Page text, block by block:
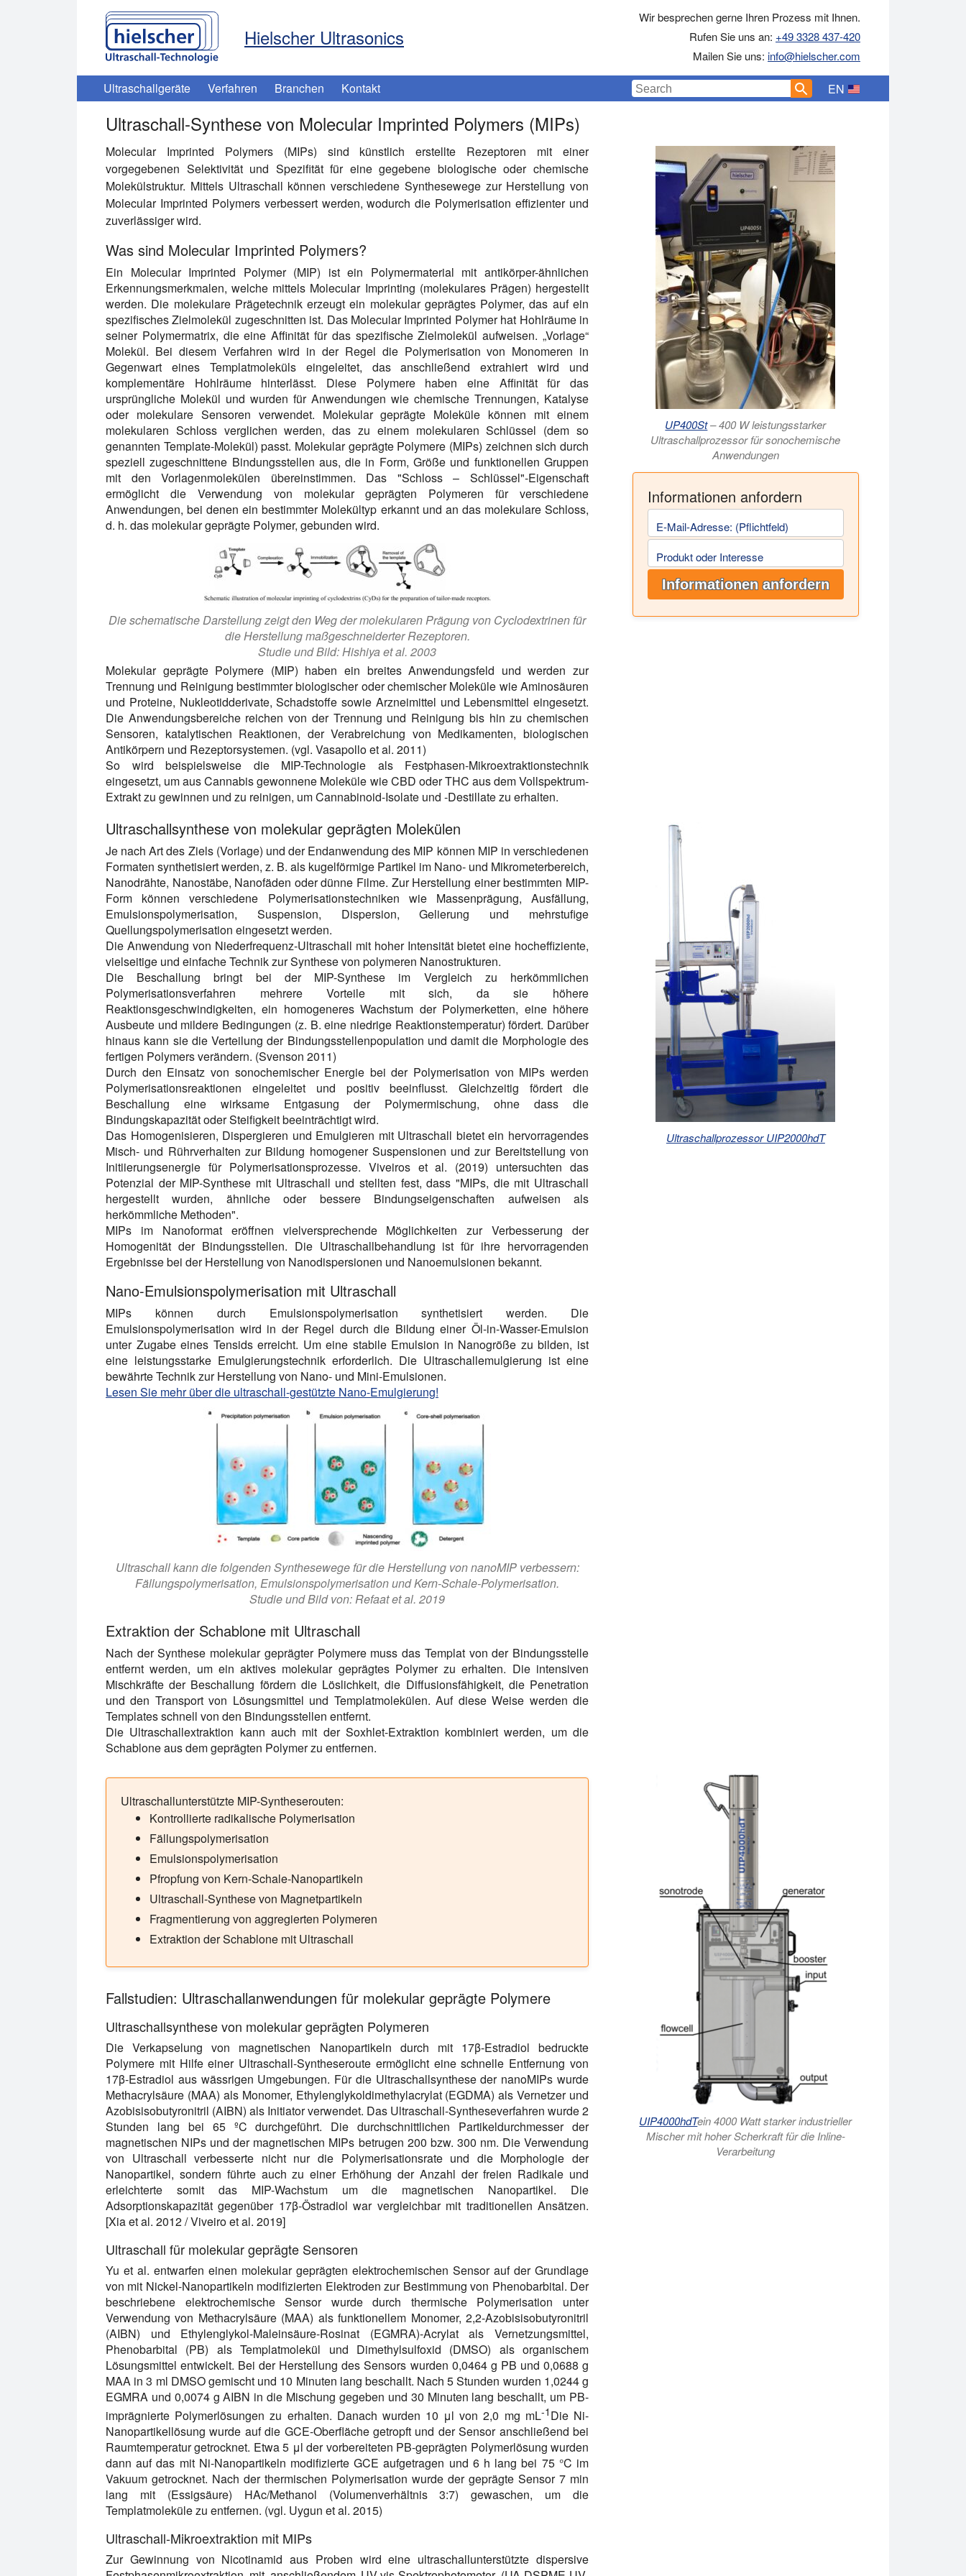
Hielscher Ultrasonics
Wir besprechen gerne Ihren Prozess mit Ihnen.
Rufen Sie uns an: +49 3328 437-420
Mailen Sie uns: info@hielscher.com
Ultraschallgeräte Verfahren Branchen Kontakt EN
Ultraschall-Synthese von Molecular Imprinted Polymers (MIPs)
Molecular Imprinted Polymers (MIPs) sind künstlich erstellte Rezeptoren mit einer
vorgegebenen Selektivität und Spezifität für eine gegebene biologische oder chemische
Molekülstruktur. Mittels Ultraschall können verschiedene Synthesewege zur Herstellung von
Molecular Imprinted Polymers verbessert werden, wodurch die Polymerisation effizienter und
zuverlässiger wird.
Was sind Molecular Imprinted Polymers?
Ein Molecular Imprinted Polymer (MIP) ist ein Polymermaterial mit antikörper-ähnlichen
Erkennungsmerkmalen, welche mittels Molecular Imprinting (molekulares Prägen) hergestellt
werden. Die molekulare Prägetechnik erzeugt ein molekular geprägtes Polymer, das auf ein
spezifisches Zielmolekül zugeschnitten ist. Das Molecular Imprinted Polymer hat Hohlräume in
seiner Polymermatrix, die eine Affinität für das spezifische Zielmolekül aufweisen. „Vorlage“
Molekül. Bei diesem Verfahren wird in der Regel die Polymerisation von Monomeren in
Gegenwart eines Templatmoleküls eingeleitet, das anschließend extrahiert wird und
komplementäre Hohlräume hinterlässt. Diese Polymere haben eine Affinität für das
ursprüngliche Molekül und wurden für Anwendungen wie chemische Trennungen, Katalyse
oder molekulare Sensoren verwendet. Molekular geprägte Moleküle können mit einem
molekularen Schloss verglichen werden, das zu einem molekularen Schlüssel (dem so
genannten Template-Molekül) passt. Molekular geprägte Polymere (MIPs) zeichnen sich durch
speziell zugeschnittene Bindungsstellen aus, die in Form, Größe und funktionellen Gruppen
mit den Vorlagenmolekülen übereinstimmen. Das "Schloss – Schlüssel"-Eigenschaft
ermöglicht die Verwendung von molekular geprägten Polymeren für verschiedene
Anwendungen, bei denen ein bestimmter Molekültyp erkannt und an das molekulare Schloss,
d. h. das molekular geprägte Polymer, gebunden wird.
Die schematische Darstellung zeigt den Weg der molekularen Prägung von Cyclodextrinen für
die Herstellung maßgeschneiderter Rezeptoren.
Studie und Bild: Hishiya et al. 2003
Molekular geprägte Polymere (MIP) haben ein breites Anwendungsfeld und werden zur
Trennung und Reinigung bestimmter biologischer oder chemischer Moleküle wie Aminosäuren
und Proteine, Nukleotidderivate, Schadstoffe sowie Arzneimittel und Lebensmittel eingesetzt.
Die Anwendungsbereiche reichen von der Trennung und Reinigung bis hin zu chemischen
Sensoren, katalytischen Reaktionen, der Verabreichung von Medikamenten, biologischen
Antikörpern und Rezeptorsystemen. (vgl. Vasapollo et al. 2011)
So wird beispielsweise die MIP-Technologie als Festphasen-Mikroextraktionstechnik
eingesetzt, um aus Cannabis gewonnene Moleküle wie CBD oder THC aus dem Vollspektrum-
Extrakt zu gewinnen und zu reinigen, um Cannabinoid-Isolate und -Destillate zu erhalten.
UP400St– 400 W leistungsstarker
Ultraschallprozessor für sonochemische
Anwendungen
Informationen anfordern
E-Mail-Adresse: (Pflichtfeld)
Produkt oder Interesse
Informationen anfordern
Ultraschallsynthese von molekular geprägten Molekülen
Je nach Art des Ziels (Vorlage) und der Endanwendung des MIP können MIP in verschiedenen
Formaten synthetisiert werden, z. B. als kugelförmige Partikel im Nano- und Mikrometerbereich,
Nanodrähte, Nanostäbe, Nanofäden oder dünne Filme. Zur Herstellung einer bestimmten MIP-
Form können verschiedene Polymerisationstechniken wie Massenprägung, Ausfällung,
Emulsionspolymerisation, Suspension, Dispersion, Gelierung und mehrstufige
Quellungspolymerisation eingesetzt werden.
Die Anwendung von Niederfrequenz-Ultraschall mit hoher Intensität bietet eine hocheffiziente,
vielseitige und einfache Technik zur Synthese von polymeren Nanostrukturen.
Die Beschallung bringt bei der MIP-Synthese im Vergleich zu herkömmlichen
Polymerisationsverfahren mehrere Vorteile mit sich, da sie höhere
Reaktionsgeschwindigkeiten, ein homogeneres Wachstum der Polymerketten, eine höhere
Ausbeute und mildere Bedingungen (z. B. eine niedrige Reaktionstemperatur) fördert. Darüber
hinaus kann sie die Verteilung der Bindungsstellenpopulation und damit die Morphologie des
fertigen Polymers verändern. (Svenson 2011)
Durch den Einsatz von sonochemischer Energie bei der Polymerisation von MIPs werden
Polymerisationsreaktionen eingeleitet und positiv beeinflusst. Gleichzeitig fördert die
Beschallung eine wirksame Entgasung der Polymermischung, ohne dass die
Bindungskapazität oder Steifigkeit beeinträchtigt wird.
Das Homogenisieren, Dispergieren und Emulgieren mit Ultraschall bietet ein hervorragendes
Misch- und Rührverhalten zur Bildung homogener Suspensionen und zur Bereitstellung von
Initiierungsenergie für Polymerisationsprozesse. Viveiros et al. (2019) untersuchten das
Potenzial der MIP-Synthese mit Ultraschall und stellten fest, dass "MIPs, die mit Ultraschall
hergestellt wurden, ähnliche oder bessere Bindungseigenschaften aufweisen als
herkömmliche Methoden".
MIPs im Nanoformat eröffnen vielversprechende Möglichkeiten zur Verbesserung der
Homogenität der Bindungsstellen. Die Ultraschallbehandlung ist für ihre hervorragenden
Ergebnisse bei der Herstellung von Nanodispersionen und Nanoemulsionen bekannt.
Nano-Emulsionspolymerisation mit Ultraschall
MIPs können durch Emulsionspolymerisation synthetisiert werden. Die
Emulsionspolymerisation wird in der Regel durch die Bildung einer Öl-in-Wasser-Emulsion
unter Zugabe eines Tensids erreicht. Um eine stabile Emulsion in Nanogröße zu bilden, ist
eine leistungsstarke Emulgierungstechnik erforderlich. Die Ultraschallemulgierung ist eine
bewährte Technik zur Herstellung von Nano- und Mini-Emulsionen.
Lesen Sie mehr über die ultraschall-gestützte Nano-Emulgierung!
Ultraschall kann die folgenden Synthesewege für die Herstellung von nanoMIP verbessern:
Fällungspolymerisation, Emulsionspolymerisation und Kern-Schale-Polymerisation.
Studie und Bild von: Refaat et al. 2019
Extraktion der Schablone mit Ultraschall
Nach der Synthese molekular geprägter Polymere muss das Templat von der Bindungsstelle
entfernt werden, um ein aktives molekular geprägtes Polymer zu erhalten. Die intensiven
Mischkräfte der Beschallung fördern die Löslichkeit, die Diffusionsfähigkeit, die Penetration
und den Transport von Lösungsmittel und Templatmolekülen. Auf diese Weise werden die
Templates schnell von den Bindungsstellen entfernt.
Die Ultraschallextraktion kann auch mit der Soxhlet-Extraktion kombiniert werden, um die
Schablone aus dem geprägten Polymer zu entfernen.
Ultraschallprozessor UIP2000hdT
Ultraschallunterstützte MIP-Syntheserouten:
Kontrollierte radikalische Polymerisation
Fällungspolymerisation
Emulsionspolymerisation
Pfropfung von Kern-Schale-Nanopartikeln
Ultraschall-Synthese von Magnetpartikeln
Fragmentierung von aggregierten Polymeren
Extraktion der Schablone mit Ultraschall
Fallstudien: Ultraschallanwendungen für molekular geprägte Polymere
Ultraschallsynthese von molekular geprägten Polymeren
Die Verkapselung von magnetischen Nanopartikeln durch mit 17β-Estradiol bedruckte
Polymere mit Hilfe einer Ultraschall-Syntheseroute ermöglicht eine schnelle Entfernung von
17β-Estradiol aus wässrigen Umgebungen. Für die Ultraschallsynthese der nanoMIPs wurde
Methacrylsäure (MAA) als Monomer, Ethylenglykoldimethylacrylat (EGDMA) als Vernetzer und
Azobisisobutyronitril (AIBN) als Initiator verwendet. Das Ultraschall-Syntheseverfahren wurde 2
Stunden lang bei 65 ºC durchgeführt. Die durchschnittlichen Partikeldurchmesser der
magnetischen NIPs und der magnetischen MIPs betrugen 200 bzw. 300 nm. Die Verwendung
von Ultraschall verbesserte nicht nur die Polymerisationsrate und die Morphologie der
Nanopartikel, sondern führte auch zu einer Erhöhung der Anzahl der freien Radikale und
erleichterte somit das MIP-Wachstum um die magnetischen Nanopartikel. Die
Adsorptionskapazität gegenüber 17β-Östradiol war vergleichbar mit traditionellen Ansätzen.
[Xia et al. 2012 / Viveiro et al. 2019]
Ultraschall für molekular geprägte Sensoren
Yu et al. entwarfen einen molekular geprägten elektrochemischen Sensor auf der Grundlage
von mit Nickel-Nanopartikeln modifizierten Elektroden zur Bestimmung von Phenobarbital. Der
beschriebene elektrochemische Sensor wurde durch thermische Polymerisation unter
Verwendung von Methacrylsäure (MAA) als funktionellem Monomer, 2,2-Azobisisobutyronitril
(AIBN) und Ethylenglykol-Maleinsäure-Rosinat (EGMRA)-Acrylat als Vernetzungsmittel,
Phenobarbital (PB) als Templatmolekül und Dimethylsulfoxid (DMSO) als organischem
Lösungsmittel entwickelt. Bei der Herstellung des Sensors wurden 0,0464 g PB und 0,0688 g
MAA in 3 ml DMSO gemischt und 10 Minuten lang beschallt. Nach 5 Stunden wurden 1,0244 g
EGMRA und 0,0074 g AIBN in die Mischung gegeben und 30 Minuten lang beschallt, um PB-
imprägnierte Polymerlösungen zu erhalten. Danach wurden 10 μl von 2,0 mg mL-1 Die Ni-
Nanopartikellösung wurde auf die GCE-Oberfläche getropft und der Sensor anschließend bei
Raumtemperatur getrocknet. Etwa 5 μl der vorbereiteten PB-geprägten Polymerlösung wurden
dann auf das mit Ni-Nanopartikeln modifizierte GCE aufgetragen und 6 h lang bei 75 °C im
Vakuum getrocknet. Nach der thermischen Polymerisation wurde der geprägte Sensor 7 min
lang mit (Essigsäure) HAc/Methanol (Volumenverhältnis 3:7) gewaschen, um die
Templatmoleküle zu entfernen. (vgl. Uygun et al. 2015)
Ultraschall-Mikroextraktion mit MIPs
Zur Gewinnung von Nicotinamid aus Proben wird eine ultraschallunterstützte dispersive
UIP4000hdTein 4000 Watt starker industrieller
Mischer mit hoher Scherkraft für die Inline-
Verarbeitung